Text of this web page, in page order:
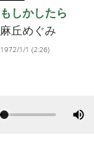
もしかしたら
麻丘めぐみ
1972/1/1 (2:26)